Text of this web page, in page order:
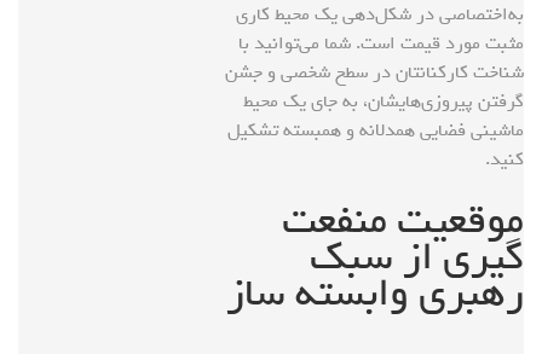
به‌اختصاصی در شکل‌دهی یک محیط کاری
مثبت مورد قیمت است. شما می‌توانید با
شناخت کارکنانتان در سطح شخصی و جشن
گرفتن پیروزی‌هایشان، به جای یک محیط
ماشینی فضایی همدلانه و همبسته تشکیل
کنید.
موقعیت منفعت
گیری از سبک
رهبری وابسته ساز